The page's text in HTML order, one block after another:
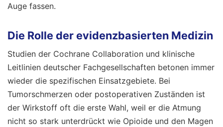
Auge fassen.
Die Rolle der evidenzbasierten Medizin
Studien der Cochrane Collaboration und klinische
Leitlinien deutscher Fachgesellschaften betonen immer
wieder die spezifischen Einsatzgebiete. Bei
Tumorschmerzen oder postoperativen Zuständen ist
der Wirkstoff oft die erste Wahl, weil er die Atmung
nicht so stark unterdrückt wie Opioide und den Magen